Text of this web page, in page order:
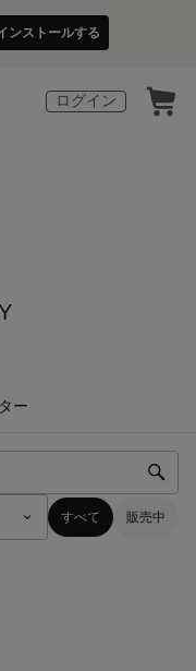
ンストールする
ログイン
ー
すべて 販売中